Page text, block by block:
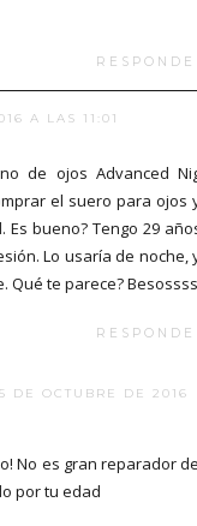
A LAS 11:01
de ojos Advanced
el suero para ojos
bueno? Tengo 29
Lo usaría de noche,
Qué te parece? Besossss
DE OCTUBRE DE 2016
No es gran reparador
por tu edad